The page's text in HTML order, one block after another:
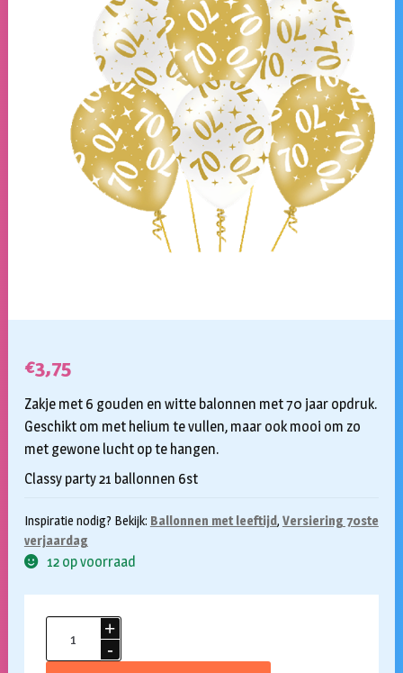
Klantenservice
Inloggen
€3,75
Zakje met 6 gouden en witte balonnen met 70 jaar opdruk.
Geschikt om met helium te vullen, maar ook mooi om zo
met gewone lucht op te hangen.
Classy party 21 ballonnen 6st
Inspiratie nodig? Bekijk: Ballonnen met leeftijd, Versiering 70ste
verjaardag
12 op voorraad
Ballonnen